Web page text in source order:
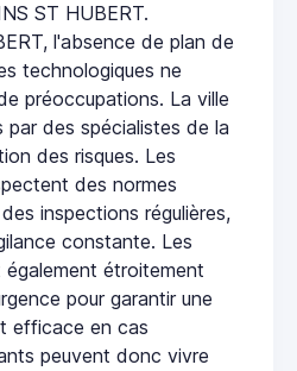
ST HUBERT.
l'absence de plan de
technologiques ne
préoccupations. La ville
par des spécialistes de la
des risques. Les
des normes
inspections régulières,
constante. Les
étroitement
pour garantir une
efficace en cas
peuvent donc vivre